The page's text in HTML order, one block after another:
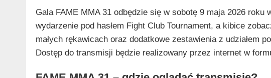
Gala FAME MMA 31 odbędzie się w sobotę 9 maja 2026 roku
wydarzenie pod hasłem Fight Club Tournament, a kibice
małych rękawicach oraz dodatkowe zestawienia z udziałem
Dostęp do transmisji będzie realizowany przez internet w